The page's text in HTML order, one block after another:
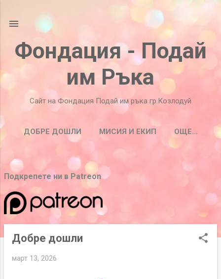
Пропускане към основното съдържание
Фондация - Подай
им Ръка
Сайт на Фондация Подай им ръка гр.Козлодуй
ДОБРЕ ДОШЛИ МИСИЯ И ЕКИП ОЩЕ…
П
у
б
л
Подкрепете ни в Patreon
Добре дошли
март 13, 2026